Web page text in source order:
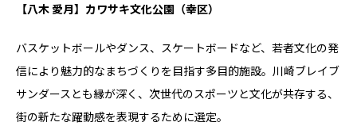
【八木 愛月】カワサキ文化公園（幸区）
バスケットボールやダンス、スケートボードなど、若者文化の発
信により魅力的なまちづくりを目指す多目的施設。川崎ブレイブ
サンダースとも縁が深く、次世代のスポーツと文化が共存する、
街の新たな躍動感を表現するために選定。